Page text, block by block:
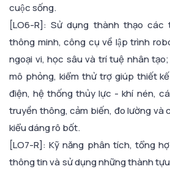
cuộc sống.
[LO6-R]: Sử dụng thành thạo
thông minh, công cụ về lập trình
ngoại vi, học sâu và trí tuệ nhân
mô phỏng, kiểm thử trợ giúp thiết
điện, hệ thống thủy lực - khí nén,
truyền thông, cảm biến, đo lường và
kiểu dáng rô bốt.
[LO7-R]: Kỹ năng phân tích, tổng
thông tin và sử dụng những thành